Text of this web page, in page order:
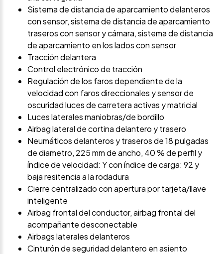
Sistema de distancia de aparcamiento delanteros
con sensor, sistema de distancia de aparcamiento
traseros con sensor y cámara, sistema de distancia
de aparcamiento en los lados con sensor
Tracción delantera
Control electrónico de tracción
Regulación de los faros dependiente de la
velocidad con faros direccionales y sensor de
oscuridad luces de carretera activas y matricial
Luces laterales maniobras/de bordillo
Airbag lateral de cortina delantero y trasero
Neumáticos delanteros y traseros de 18 pulgadas
de diametro, 225 mm de ancho, 40 % de perfil y
índice de velocidad: Y con índice de carga: 92 y
baja resitencia a la rodadura
Cierre centralizado con apertura por tarjeta/llave
inteligente
Airbag frontal del conductor, airbag frontal del
acompañante desconectable
Airbags laterales delanteros
Cinturón de seguridad delantero en asiento